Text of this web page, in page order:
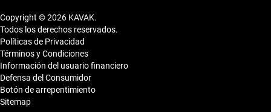
Copyright © 2026 KAVAK.
Todos los derechos reservados.
Políticas de Privacidad
Términos y Condiciones
Información del usuario financiero
Defensa del Consumidor
Botón de arrepentimiento
Sitemap